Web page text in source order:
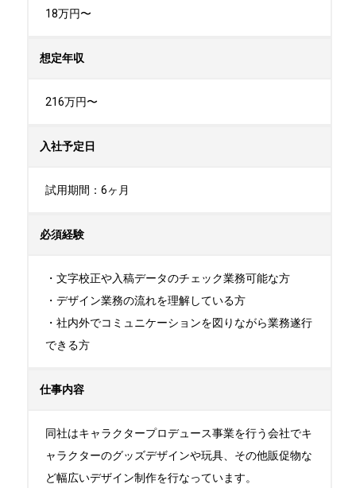
18万円〜
想定年収
216万円〜
入社予定日
試用期間：6ヶ月
必須経験
・文字校正や入稿データのチェック業務可能な方
・デザイン業務の流れを理解している方
・社内外でコミュニケーションを図りながら業務遂行
できる方
仕事内容
同社はキャラクタープロデュース事業を行う会社でキ
ャラクターのグッズデザインや玩具、その他販促物な
ど幅広いデザイン制作を行なっています。